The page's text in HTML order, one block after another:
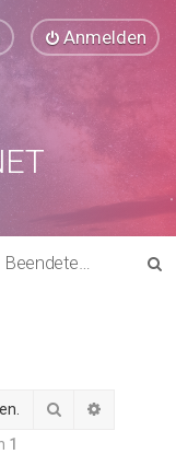
Anmelden
Beendete Projekte
Suche
1